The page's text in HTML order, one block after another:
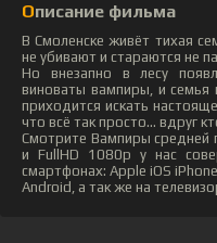
Описание фильма
В Смоленске живёт тихая
не убивают и стараются не
Но внезапно в лесу
виноваты вампиры, и семья
приходится искать
что всё так просто… вдруг
Смотрите Вампиры средней
и FullHD 1080p у нас
смартфонах: Apple iOS
Android, а так же на